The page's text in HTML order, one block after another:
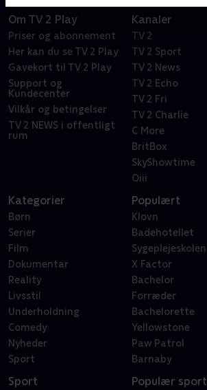
Om TV 2 Play
Priser og abonnement
Her kan du se TV 2 Play
Gavekort til TV 2 Play
Support og
Kundecenter
Vilkår og betingelser
TV 2 NEWS i offentligt
rum
Kanaler
TV 2
TV 2 Sport
TV 2 News
TV 2 Echo
TV 2 Fri
TV 2 Charlie
C More
BritBox
SkyShowtime
Oiii
Kategorier
Børn
Serier
Film
Dokumentar
Reality
Livsstil
Underholdning
Comedy
Nyheder
Sport
Populært
Klovn
Badehotellet
Sygeplejeskolen
X Factor
Bachelor
Forræder
Bachelorette
Yellowstone
Paw Patrol
Barnaby
Sport Populær sport